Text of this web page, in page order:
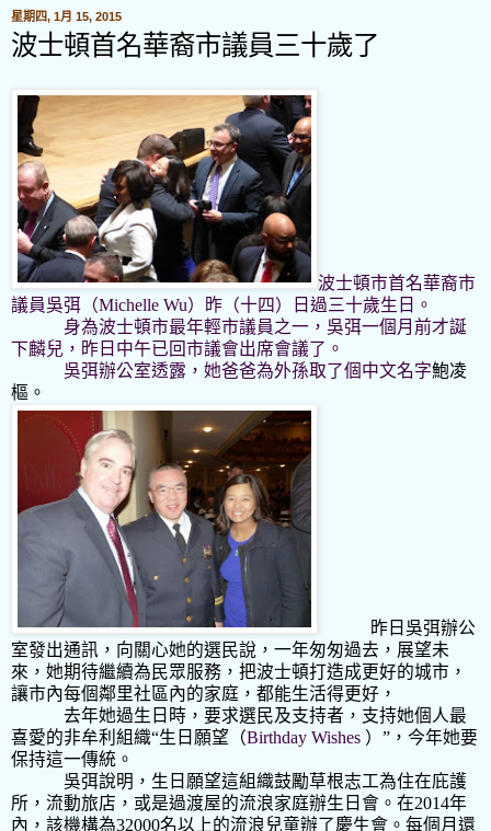
星期四, 1月 15, 2015
波士頓首名華裔市議員三十歲了
波士頓市首名華裔市
議員吳弭（Michelle Wu）昨（十四）日過三十歲生日。
身為波士頓市最年輕市議員之一，吳弭一個月前才誕
下麟兒，昨日中午已回市議會出席會議了。
吳弭辦公室透露，她爸爸為外孫取了個中文名字鮑凌
樞。
昨日吳弭辦公
室發出通訊，向關心她的選民說，一年匆匆過去，展望未
來，她期待繼續為民眾服務，把波士頓打造成更好的城市，
讓市內每個鄰里社區內的家庭，都能生活得更好，
去年她過生日時，要求選民及支持者，支持她個人最
喜愛的非牟利組織“生日願望（Birthday Wishes ）”，今年她要
保持這一傳統。
吳弭說明，生日願望這組織鼓勵草根志工為住在庇護
所，流動旅店，或是過渡屋的流浪家庭辦生日會。在2014年
內，該機構為32000名以上的流浪兒童辦了慶生會。每個月還